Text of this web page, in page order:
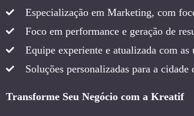
Especialização em Marketing, com
Foco em performance e geração de
Equipe experiente e atualizada com
Soluções personalizadas para a cidade
Transforme Seu Negócio com a Kreatif